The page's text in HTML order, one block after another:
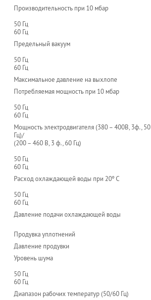
Производительность при 10 мбар
50 Гц
60 Гц
Предельный вакуум
50 Гц
60 Гц
Максимальное давление на выхлопе
Потребляемая мощность при 10 мбар
50 Гц
60 Гц
Мощность электродвигателя (380 – 400В, 3ф., 50
Гц)/
(200 – 460 В, 3 ф., 60 Гц)
50 Гц
60 Гц
Расход охлаждающей воды при 20º С
50 Гц
60 Гц
Давление подачи охлаждающей воды
Продувка уплотнений
Давление продувки
Уровень шума
50 Гц
60 Гц
Диапазон рабочих температур (50/60 Гц)